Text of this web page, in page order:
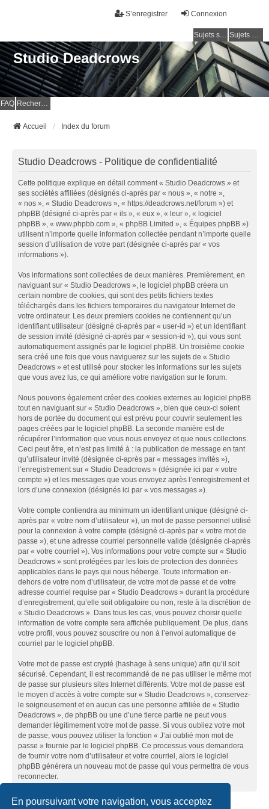
En poursuivant votre navigation, vous acceptez
Connexion
S’enregistrer
Sujets sans réponse Sujets actifs
Studio Deadcrows
FAQ Rechercher
Accueil Index du forum
Studio Deadcrows - Politique de confidentialité
Cette politique explique en détail comment « Studio Deadcrows » et
ses sociétés affiliées (désignés ci-après par « nous », « notre »,
« nos », « Studio Deadcrows », « https://deadcrows.net/forum ») et
phpBB (désigné ci-après par « ils », « eux », « leur », « logiciel
phpBB », « www.phpbb.com », « phpBB Limited », « Équipes phpBB »)
utilisent n’importe quelle information collectée pendant n’importe quelle
session d’utilisation de votre part (désignée ci-après par « vos
informations »).
Vos informations sont collectées de deux manières. Premièrement, en
naviguant sur « Studio Deadcrows », le logiciel phpBB créera un
certain nombre de cookies, qui sont des petits fichiers textes
téléchargés dans les fichiers temporaires du navigateur Internet de
votre ordinateur. Les deux premiers cookies ne contiennent qu’un
identifiant utilisateur (désigné ci-après par « user-id ») et un identifiant
de session invité (désigné ci-après par « session-id »), qui vous sont
automatiquement assignés par le logiciel phpBB. Un troisième cookie
sera créé une fois que vous naviguerez sur les sujets de « Studio
Deadcrows » et est utilisé pour stocker les informations sur les sujets
que vous avez lus, ce qui améliore votre navigation sur le forum.
Nous pouvons également créer des cookies externes au logiciel phpBB
tout en naviguant sur « Studio Deadcrows », bien que ceux-ci soient
hors de portée du document qui est prévu pour couvrir seulement les
pages créées par le logiciel phpBB. La seconde manière est de
récupérer l’information que vous nous envoyez et que nous collectons.
Ceci peut être, et n’est pas limité à : la publication de message en tant
qu’utilisateur invité (désignée ci-après par « messages invités »),
l’enregistrement sur « Studio Deadcrows » (désignée ici par « votre
compte ») et les messages que vous envoyez après l’enregistrement et
lors d’une connexion (désignés ici par « vos messages »).
Votre compte contiendra au minimum un identifiant unique (désigné ci-
après par « votre nom d’utilisateur »), un mot de passe personnel utilisé
pour la connexion à votre compte (désigné ci-après par « votre mot de
passe »), et une adresse courriel personnelle valide (désignée ci-après
par « votre courriel »). Vos informations pour votre compte sur « Studio
Deadcrows » sont protégées par les lois de protection des données
applicables dans le pays qui nous héberge. Toute information en-
dehors de votre nom d’utilisateur, de votre mot de passe et de votre
adresse courriel requise par « Studio Deadcrows » durant la procédure
d’enregistrement, qu’elle soit obligatoire ou non, reste à la discrétion de
« Studio Deadcrows ». Dans tous les cas, vous pouvez choisir quelle
information de votre compte sera affichée publiquement. De plus, dans
votre profil, vous pouvez souscrire ou non à l’envoi automatique de
courriel par le logiciel phpBB.
Votre mot de passe est crypté (hashage à sens unique) afin qu’il soit
sécurisé. Cependant, il est recommandé de ne pas utiliser le même mot
de passe sur plusieurs sites Internet différents. Votre mot de passe est
le moyen d’accès à votre compte sur « Studio Deadcrows », conservez-
le soigneusement et en aucun cas une personne affiliée de « Studio
Deadcrows », de phpBB ou une d’une tierce partie ne peut vous
demander légitimement votre mot de passe. Si vous oubliez votre mot
de passe, vous pouvez utiliser la fonction « J’ai oublié mon mot de
passe » fournie par le logiciel phpBB. Ce processus vous demandera
de fournir votre nom d’utilisateur et votre courriel, alors le logiciel
phpBB générera un nouveau mot de passe qui vous permettra de vous
reconnecter.